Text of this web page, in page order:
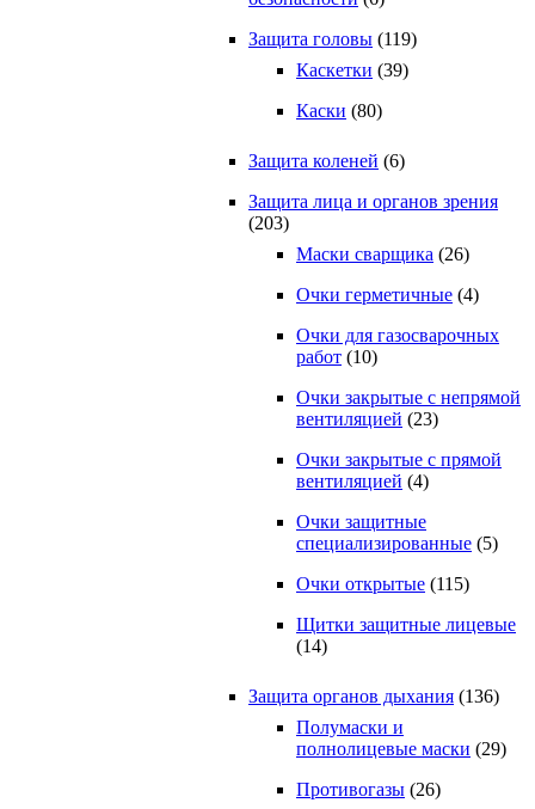
Защита головы (119)
Каскетки (39)
Каски (80)
Защита коленей (6)
Защита лица и органов зрения
(203)
Маски сварщика (26)
Очки герметичные (4)
Очки для газосварочных
работ (10)
Очки закрытые с непрямой
вентиляцией (23)
Очки закрытые с прямой
вентиляцией (4)
Очки защитные
специализированные (5)
Очки открытые (115)
Щитки защитные лицевые
(14)
Защита органов дыхания (136)
Полумаски и
полнолицевые маски (29)
Противогазы (26)